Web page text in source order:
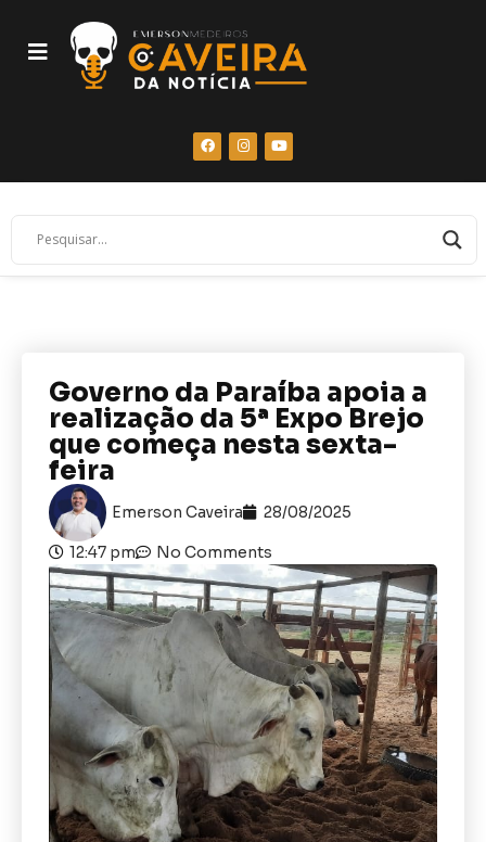
Governo da Paraíba apoia a
realização da 5ª Expo Brejo
que começa nesta sexta-
feira
Emerson Caveira 28/08/2025
12:47 pm No Comments